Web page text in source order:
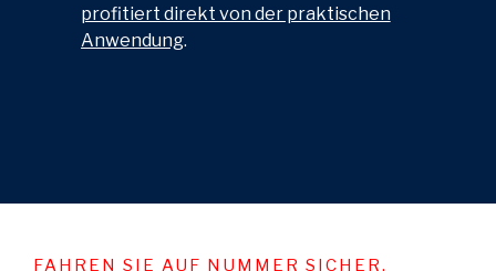
profitiert direkt von der praktischen
Anwendung.
FAHREN SIE AUF NUMMER SICHER.